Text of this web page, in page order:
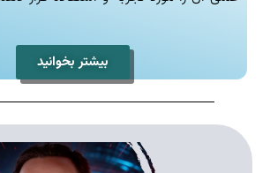
بیشتر بخوانید